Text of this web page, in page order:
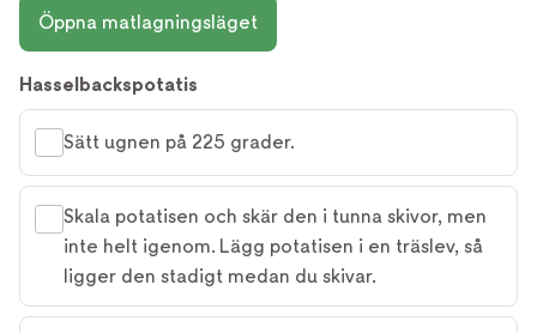
Öppna matlagningsläget
Hasselbackspotatis
Sätt ugnen på 225 grader.
Skala potatisen och skär den i tunna skivor, men
inte helt igenom. Lägg potatisen i en träslev, så
ligger den stadigt medan du skivar.